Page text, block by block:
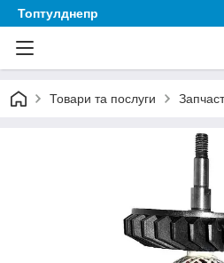
Топтулднепр
Товари та послуги